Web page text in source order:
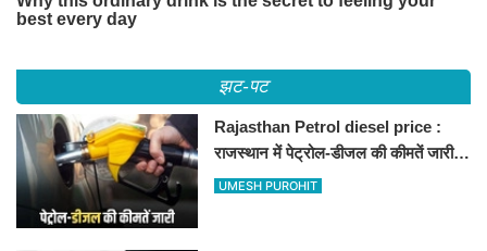
झट-पट
Rajasthan Petrol diesel price :
राजस्थान में पेट्रोल-डीजल की कीमतें जारी,
जानिए बीकानेर समेत पुरे प्रदेश में नए रेट
UMESH PUROHIT